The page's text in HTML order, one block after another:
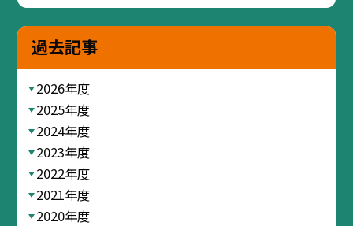
過去記事
2026年度
2025年度
2024年度
2023年度
2022年度
2021年度
2020年度